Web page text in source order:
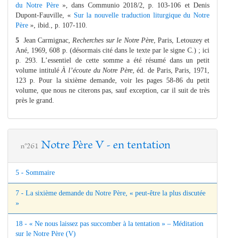
du Notre Père», dans Communio 2018/2, p. 103-106 et Denis
Dupont-Fauville, « Sur la nouvelle traduction liturgique du Notre
Père », ibid., p. 107-110.
5 Jean Carmignac, Recherches sur le Notre Père, Paris, Letouzey et
Ané, 1969, 608 p. (désormais cité dans le texte par le signe C.) ; ici
p. 293. L’essentiel de cette somme a été résumé dans un petit
volume intituléÀ l’écoute du Notre Père, éd. de Paris, Paris, 1971,
123 p. Pour la sixième demande, voir les pages 58-86 du petit
volume, que nous ne citerons pas, sauf exception, car il suit de très
près le grand.
n°261 Notre Père V - en tentation
5 - Sommaire
7 - La sixième demande du Notre Père, « peut-être la plus discutée
»
18 - « Ne nous laissez pas succomber à la tentation » – Méditation
sur le Notre Père (V)